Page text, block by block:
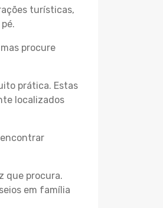
turísticas,
procure
prática. Estas
localizados
que procura.
em família